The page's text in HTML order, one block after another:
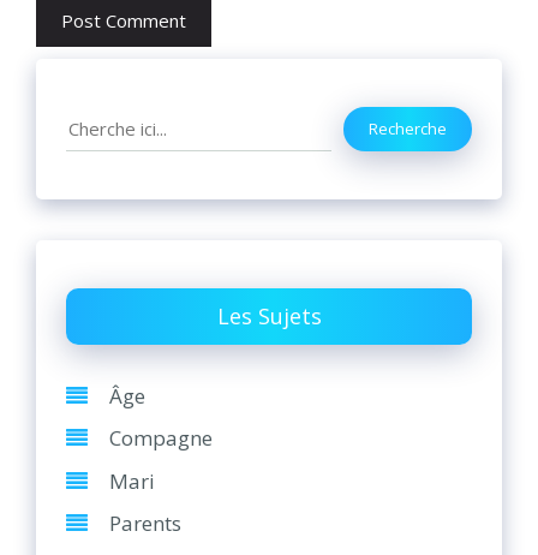
Search Recherche
Les Sujets
Âge
Compagne
Mari
Parents